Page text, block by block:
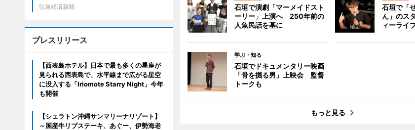
石垣で演劇「マーメイドスト
ーリー」上演へ 250年前の
人魚民話を基に
石垣で「
ん」のス
ィーライ
学ぶ・知る
石垣でドキュメンタリー映画
「骨を掘る男」上映会 監督
トークも
もっと見る
弘前経済新聞
プレスリリース
【西表島ホテル】日本で最も多くの星座が
見られる西表島で、水平線まで広がる星空
に没入する「Iriomote Starry Night」今年
も開催
【シェラトン沖縄サンマリーナリゾート】
～国産牛リブステーキ、あぐー、伊勢海老